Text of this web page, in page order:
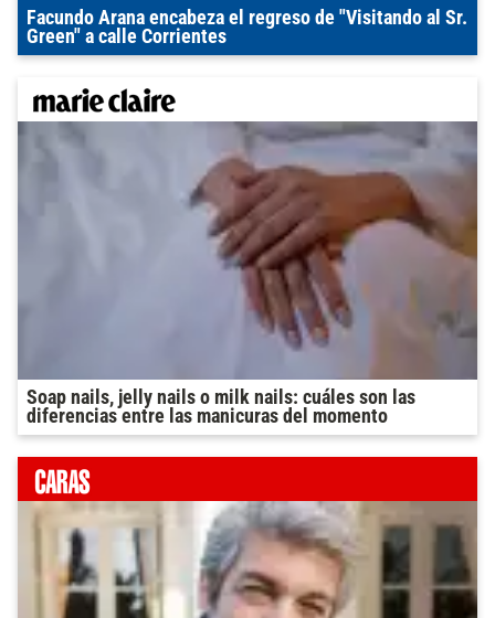
Facundo Arana encabeza el regreso de "Visitando al Sr.
Green" a calle Corrientes
Soap nails, jelly nails o milk nails: cuáles son las
diferencias entre las manicuras del momento